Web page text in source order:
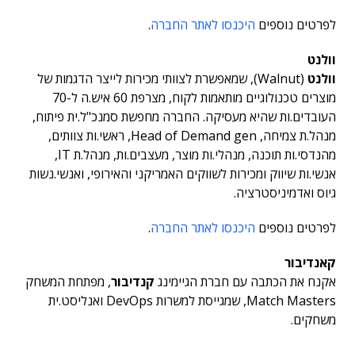
לפרטים נוספים היכנסו לאתר החברה.
וולנט
וולנט
(Walnut), שמאפשרת לצוותי מכירות לייצר הדגמות של
מוצרים טכנולוגיים מותאמות לקוח, מצרפת 60 איש.ה ל-70
העובדים.ות שהיא מעסיקה. החברה מחפשת סמנכ"ל.ית פיתוח,
מנהל.ת צמיחה, Head of Demand gen, ראשי.ות צוותים,
מהנדסי.ות תוכנה, מנהלי.ות מוצר, מעצבים.ות, מנהל.ת IT,
אנשי.ות שיווק ומכירות לשווקים האמריקני והאירופי, ואנשי.נשות
גיוס ואדמיניסטרציה.
לפרטים נוספים היכנסו לאתר החברה.
קאנדיבור
אקנח את הכתבה עם חברת הגיימינג קנדיבור, מפתחת המשחק
Match Masters, שמגייסת למשרות DevOps ואנליסט.ית
משחקים.